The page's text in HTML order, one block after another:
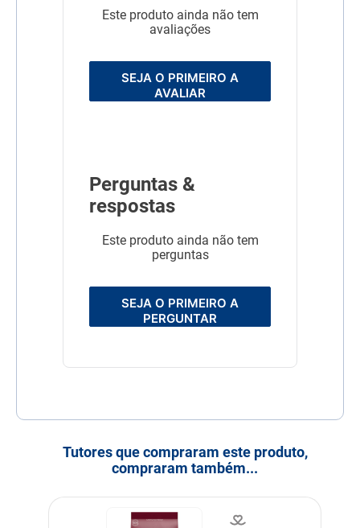
vitamina B12, vitamina C,
cloreto de colina, vitamina
D3, vitamina E, vitamina K3.
Transgênico Sem Transgênico
Sem Corante
Este produto ainda não tem
avaliações
SEJA O PRIMEIRO A
AVALIAR
Perguntas &
respostas
Este produto ainda não tem
perguntas
SEJA O PRIMEIRO A
PERGUNTAR
Tutores que compraram este produto,
compraram também...